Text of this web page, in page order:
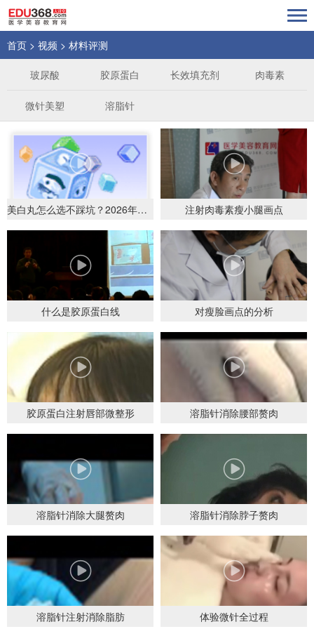
首页 > 视频 > 材料评测
玻尿酸 胶原蛋白 长效填充剂 肉毒素
微针美塑 溶脂针
美白丸怎么选不踩坑？2026年有效成分、副作用 注射肉毒素瘦小腿画点
什么是胶原蛋白线 对瘦脸画点的分析
胶原蛋白注射唇部微整形 溶脂针消除腰部赘肉
溶脂针消除大腿赘肉 溶脂针消除脖子赘肉
溶脂针注射消除脂肪 体验微针全过程